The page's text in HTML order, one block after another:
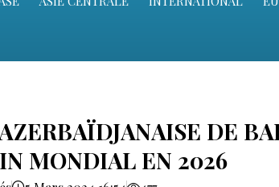
DE
MONDIAL EN 2026